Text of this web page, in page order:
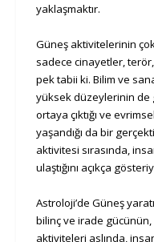
yaklaşmaktır.
Güneş aktivitelerinin
sadece cinayetler,
pek tabii ki. Bilim ve
yüksek düzeylerinin de
ortaya çıktığı ve
yaşandığı da bir
aktivitesi sırasında,
ulaştığını açıkça
Astroloji’de Güneş
bilinç ve irade gücünün,
aktiviteleri aslında,